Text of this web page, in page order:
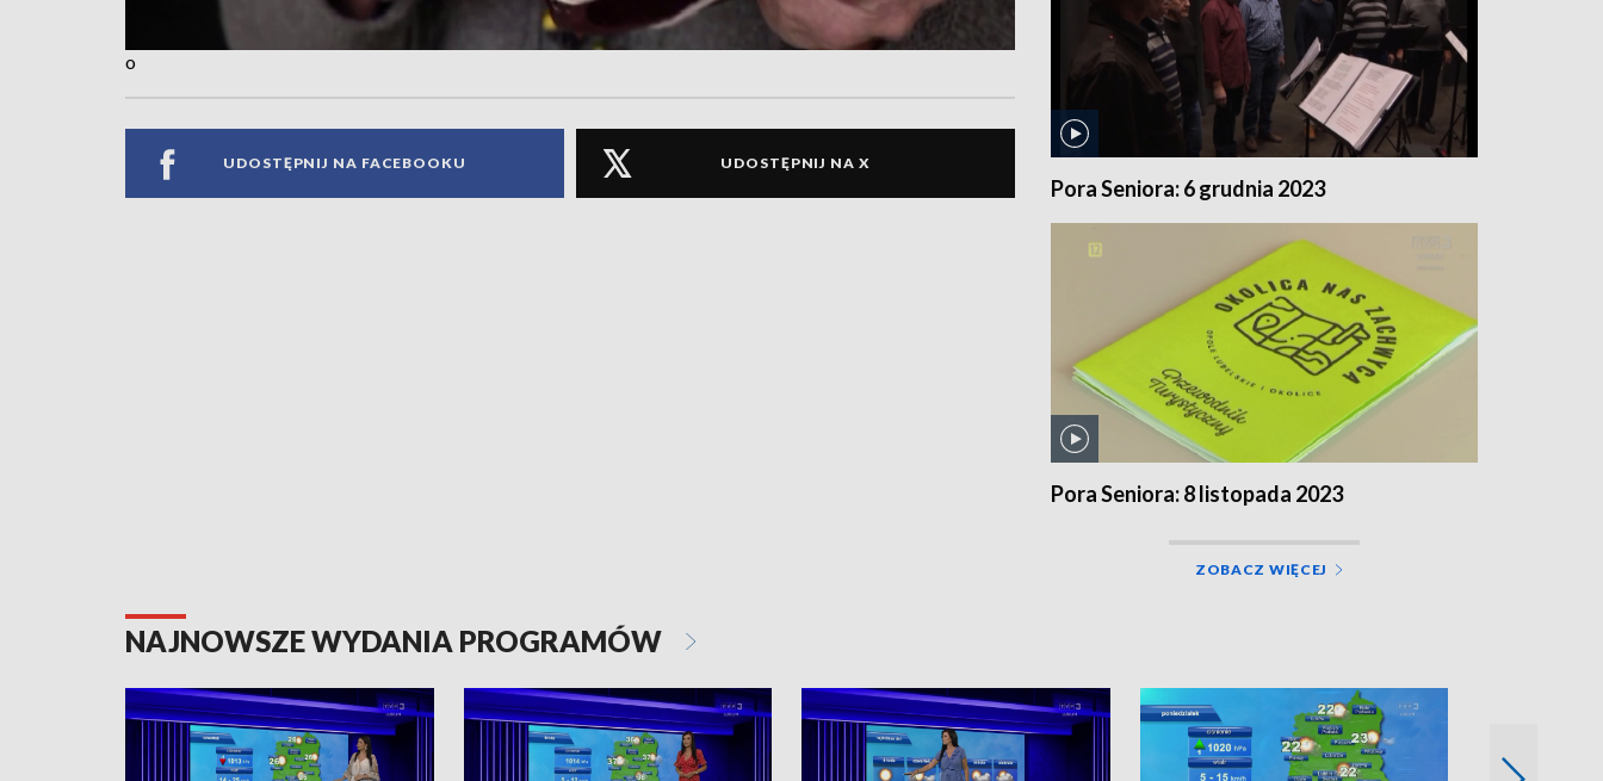
o
UDOSTĘPNIJ NA FACEBOOKU UDOSTĘPNIJ NA X
Pora Seniora: 6 grudnia 2023
Pora Seniora: 8 listopada 2023
ZOBACZ WIĘCEJ
NAJNOWSZE WYDANIA PROGRAMÓW